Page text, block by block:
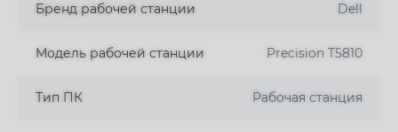
Бренд рабочей станции Dell
Модель рабочей станции Precision T5810
Тип ПК Рабочая станция